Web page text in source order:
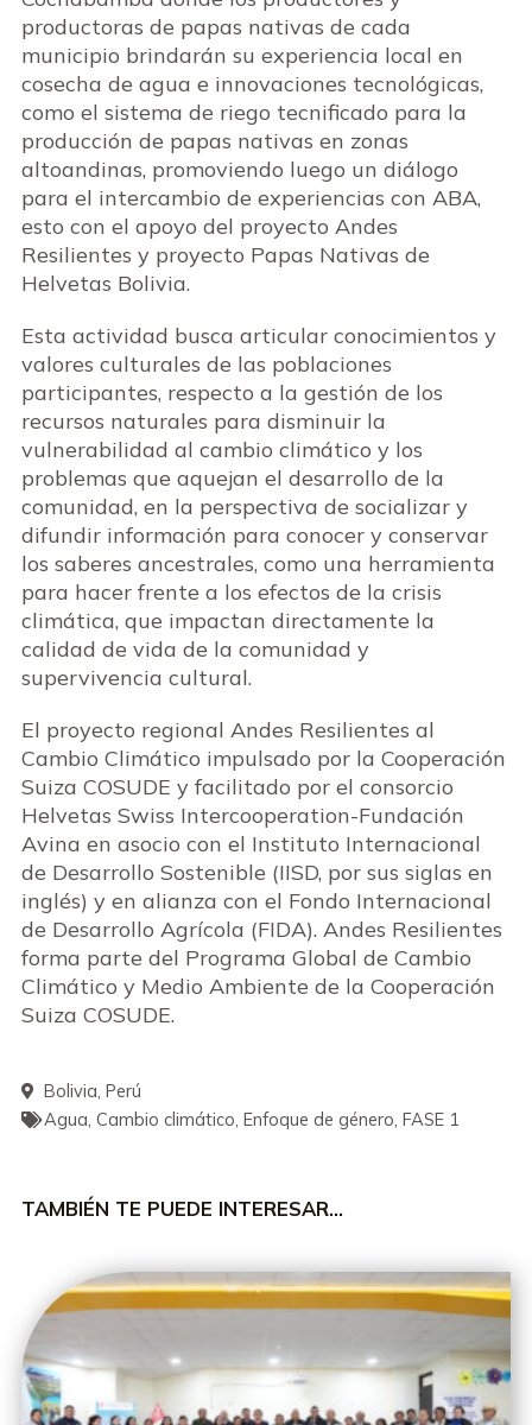
productoras de papas nativas de cada
municipio brindarán su experiencia local en
cosecha de agua e innovaciones tecnológicas,
como el sistema de riego tecnificado para la
producción de papas nativas en zonas
altoandinas, promoviendo luego un diálogo
para el intercambio de experiencias con ABA,
esto con el apoyo del proyecto Andes
Resilientes y proyecto Papas Nativas de
Helvetas Bolivia.
Esta actividad busca articular conocimientos y
valores culturales de las poblaciones
participantes, respecto a la gestión de los
recursos naturales para disminuir la
vulnerabilidad al cambio climático y los
problemas que aquejan el desarrollo de la
comunidad, en la perspectiva de socializar y
difundir información para conocer y conservar
los saberes ancestrales, como una herramienta
para hacer frente a los efectos de la crisis
climática, que impactan directamente la
calidad de vida de la comunidad y
supervivencia cultural.
El proyecto regional Andes Resilientes al
Cambio Climático impulsado por la Cooperación
Suiza COSUDE y facilitado por el consorcio
Helvetas Swiss Intercooperation-Fundación
Avina en asocio con el Instituto Internacional
de Desarrollo Sostenible (IISD, por sus siglas en
inglés) y en alianza con el Fondo Internacional
de Desarrollo Agrícola (FIDA). Andes Resilientes
forma parte del Programa Global de Cambio
Climático y Medio Ambiente de la Cooperación
Suiza COSUDE.
Bolivia Perú
Agua Cambio climático Enfoque de género FASE 1
TAMBIÉN TE PUEDE INTERESAR…